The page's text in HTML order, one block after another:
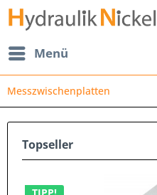
Menü
Messzwischenplatten
Topseller